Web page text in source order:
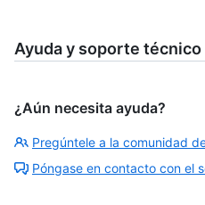
Ayuda y soporte técnico
¿Aún necesita ayuda?
Pregúntele a la comunidad
Póngase en contacto con el